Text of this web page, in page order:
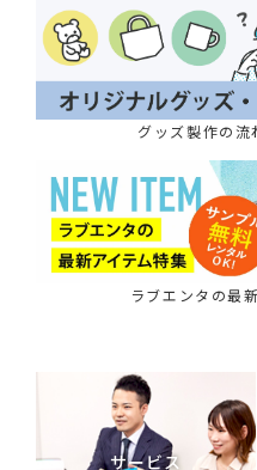
グッズ製作の流
ラブエンタの最
サービス